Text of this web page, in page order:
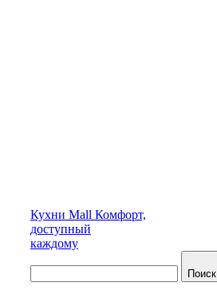
Кухни Mall Комфорт,
доступный
каждому
Поиск